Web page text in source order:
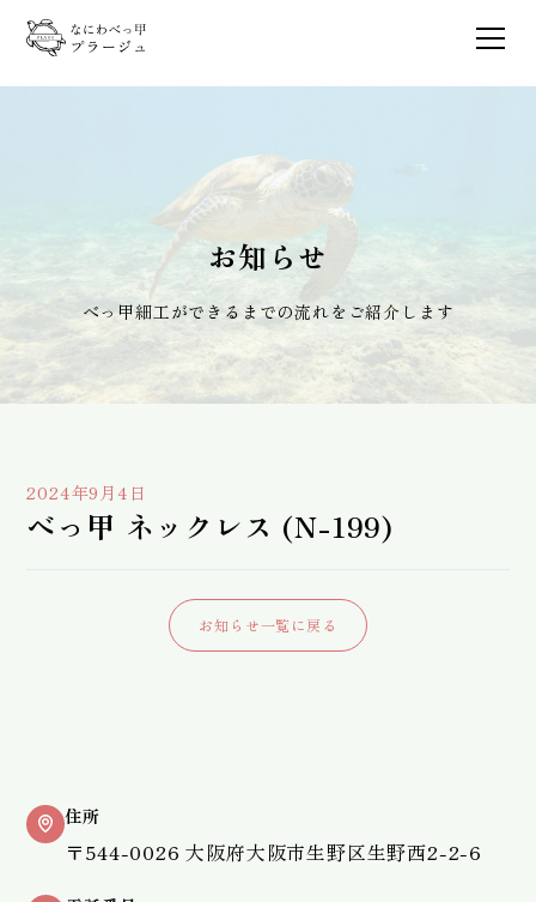
お知らせ
べっ甲細工ができるまでの流れをご紹介します
2024年9月4日
べっ甲 ネックレス (N-199)
お知らせ一覧に戻る
住所
〒544-0026 大阪府大阪市生野区生野西2-2-6